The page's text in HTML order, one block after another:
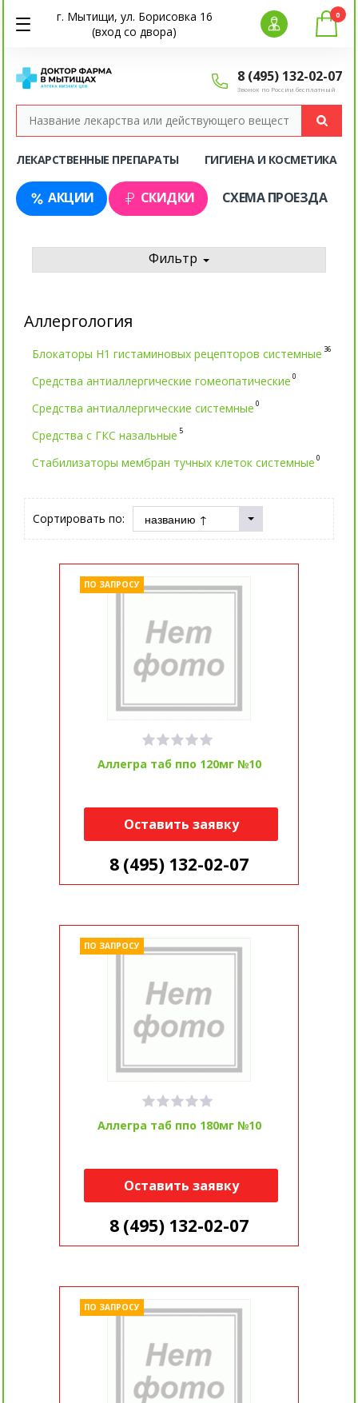
г. Мытищи, ул. Борисовка 16
(вход со двора)
8 (495) 132-02-07
Звонок по России бесплатный
0
ЛЕКАРСТВЕННЫЕ ПРЕПАРАТЫ ГИГИЕНА И КОСМЕТИКА
АКЦИИ СКИДКИ СХЕМА ПРОЕЗДА
Фильтр
Аллергология
Блокаторы Н1 гистаминовых рецепторов системные 36
Средства антиаллергические гомеопатические 0
Средства антиаллергические системные 0
Средства с ГКС назальные 5
Стабилизаторы мембран тучных клеток системные 0
Сортировать по:
Аллегра таб ппо 120мг №10
ПО ЗАПРОСУ
Оставить заявку
8 (495) 132-02-07
Аллегра таб ппо 180мг №10
ПО ЗАПРОСУ
Оставить заявку
8 (495) 132-02-07
ПО ЗАПРОСУ